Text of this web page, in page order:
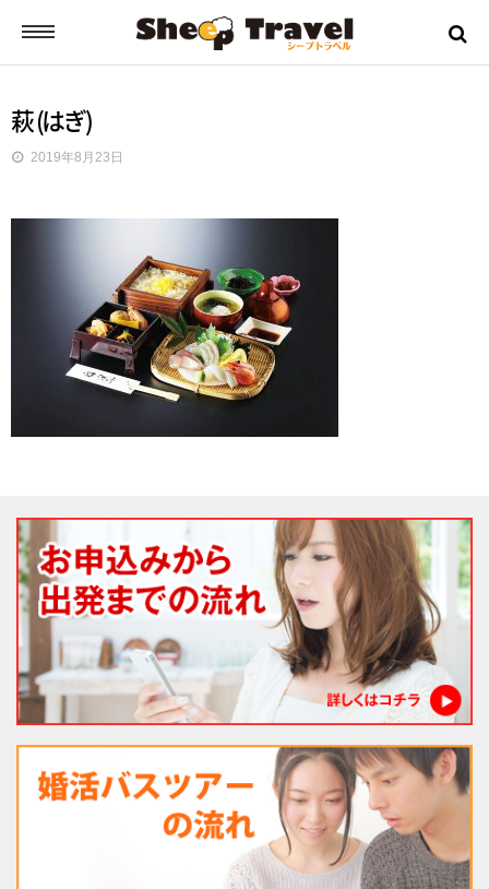
シープトラベルとは？
バスツアーの流れ
ツアー日誌
婚活バスツアー
一般向けバスツアー
親子社会体験ツアー
萩 (はぎ)
2019年8月23日